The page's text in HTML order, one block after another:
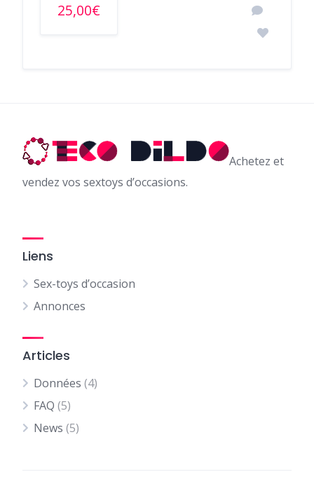
25,00€
Achetez et
vendez vos sextoys d’occasions.
Liens
Sex-toys d’occasion
Annonces
Articles
Données (4)
FAQ (5)
News (5)